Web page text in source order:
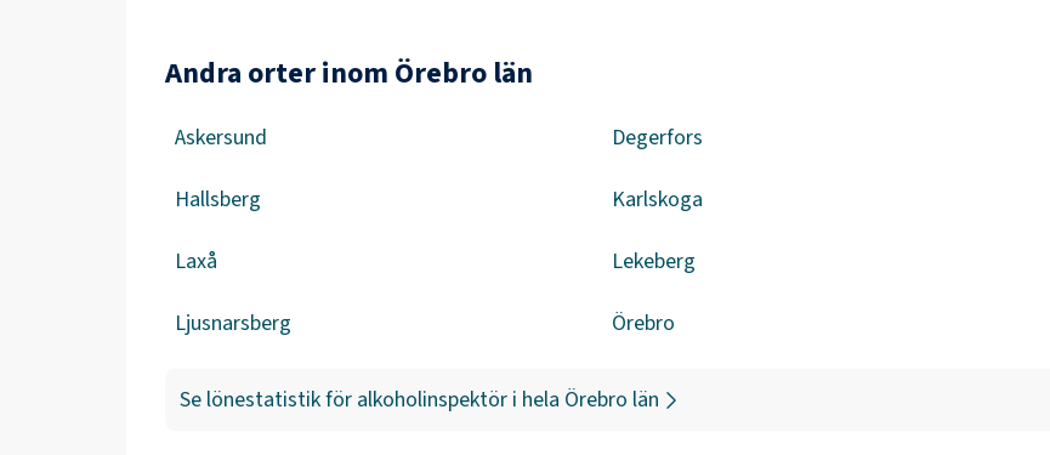
Andra orter inom Örebro län
Askersund Degerfors
Hallsberg Karlskoga
Laxå Lekeberg
Ljusnarsberg Örebro
Se lönestatistik för alkoholinspektör i hela Örebro län